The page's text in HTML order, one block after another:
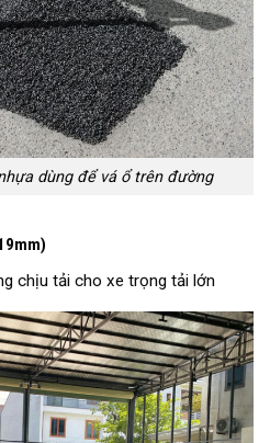
dùng để vá ổ trên đường
chịu tải cho xe trọng tải lớn